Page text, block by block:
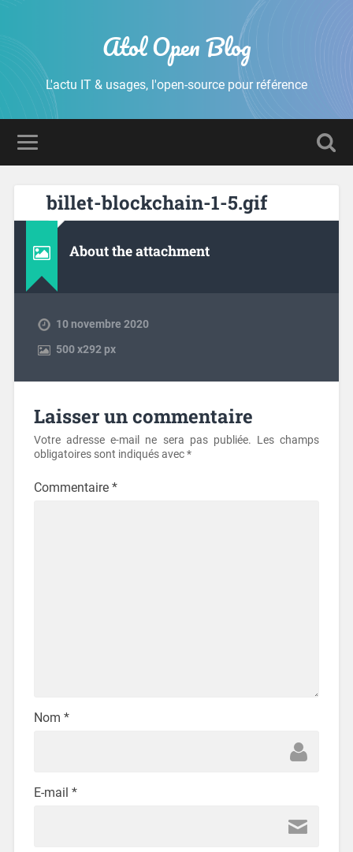
Atol Open Blog
L'actu IT & usages, l'open-source pour référence
billet-blockchain-1-5.gif
About the attachment
10 novembre 2020
500x292 px
Laisser un commentaire
Votre adresse e-mail ne sera pas publiée. Les champs
obligatoires sont indiqués avec*
Commentaire *
Nom *
E-mail *